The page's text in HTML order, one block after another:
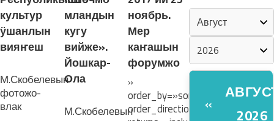
культур
ӱшанлын
вияҥеш
М.Скобелевын
фотожо-
влак
мландын
кугу
вийже».
Йошкар-
Ола
М.Скобелевын
ноябрь.
Мер
каҥашын
форумжо
»
order_by=»sortorder»
order_direction=»ASC»
«
2026